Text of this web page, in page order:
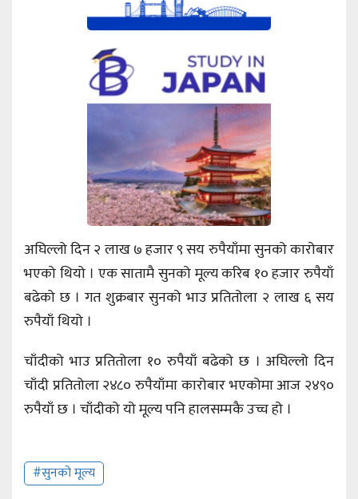
अघिल्लो दिन २ लाख ७ हजार ९ सय रुपैयाँमा सुनको कारोबार
भएको थियो । एक सातामै सुनको मूल्य करिब १० हजार रुपैयाँ
बढेको छ । गत शुक्रबार सुनको भाउ प्रतितोला २ लाख ६ सय
रुपैयाँ थियो ।
चाँदीको भाउ प्रतितोला १० रुपैयाँ बढेको छ । अघिल्लो दिन
चाँदी प्रतितोला २४८० रुपैयाँमा कारोबार भएकोमा आज २४९०
रुपैयाँ छ । चाँदीको यो मूल्य पनि हालसम्मकै उच्च हो ।
#सुनको मूल्य